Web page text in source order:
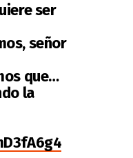
ser
señor
que…
la